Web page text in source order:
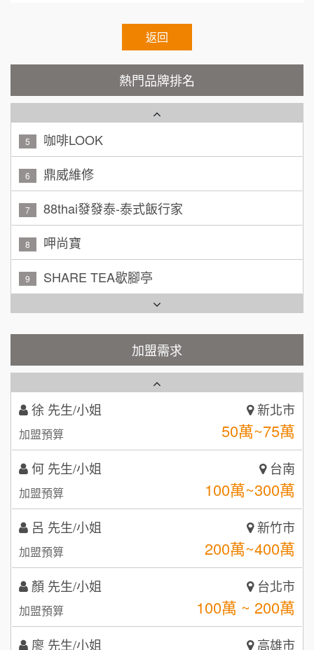
返回
熱門品牌排名
秉宏小米甜甜圈
6 鼎威維修
7 88thai發發泰-泰式飯行家
8 呷尚寶
9 SHARE TEA歇腳亭
10 TEA TOP台灣第一味
3 秉宏小米甜甜圈
潮鍋癮
咖啡LOOK
6 鼎威維修
7 88thai發發泰-泰式飯行家
呷尚寶
SHARE TEA歇腳亭
TEA TOP台灣第一味
加盟需求
加盟預算 200萬~300萬
黃 先生/小姐
加盟預算 100萬~150萬
林 先生/小姐 屏東縣
加盟預算
吳 先生/小姐
加盟預算
加盟預算 100萬 ~150萬
徐 先生/小姐 新北市
加盟預算 50萬~75萬
何 先生/小姐 台南
加盟預算 100萬~300萬
呂 先生/小姐 新竹市
加盟預算 200萬~400萬
顏 先生/小姐 台北市
加盟預算 100萬 ~ 200萬
廖 先生/小姐 高雄市
加盟預算 200萬~300萬
【曉妍美妝】誠徵行政櫃檯
自助洗衣店誠徵代洗收送人員(台中市)
MUSHEN徵SPA美容芳療師
日十。早午食加盟說明會